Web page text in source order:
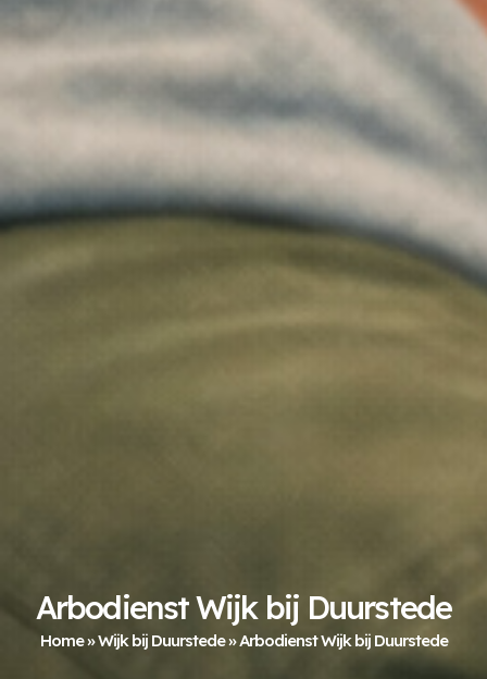
Arbodienst Wijk bij Duurstede
Home»Wijk bij Duurstede»Arbodienst Wijk bij Duurstede